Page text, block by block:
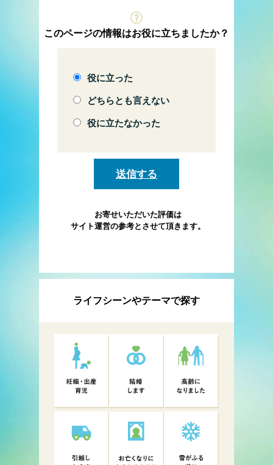
このページの情報はお役に立ちましたか？
役に立った
どちらとも言えない
役に立たなかった
お寄せいただいた評価は
サイト運営の参考とさせて頂きます。
ライフシーンやテーマで探す